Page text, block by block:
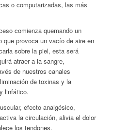
o computarizadas, las más
comienza quemando un
que provoca un vacío de aire en
sobre la piel, esta será
atraer a la sangre,
de nuestros canales
de toxinas y la
linfático.
efecto analgésico,
la circulación, alivia el dolor
los tendones.